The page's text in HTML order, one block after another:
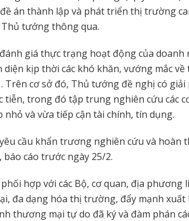
án thành lập và phát triển thị trường
tướng thông qua.
giá thực trạng hoạt động của doanh
kịp thời các khó khăn, vướng mắc về
Trên cơ sở đó, Thủ tướng đề nghị có
tiễn, trong đó tập trung nghiên cứu các
và vừa tiếp cận tài chính, tín dụng.
cầu khẩn trương nghiên cứu và hoàn
cáo trước ngày 25/2.
hợp với các Bộ, cơ quan, địa phương
đa dạng hóa thị trường, đẩy mạnh xuất
thương mại tự do đã ký và đàm phán